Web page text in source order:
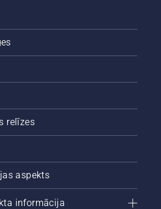
relīzes
aspekts
informācija